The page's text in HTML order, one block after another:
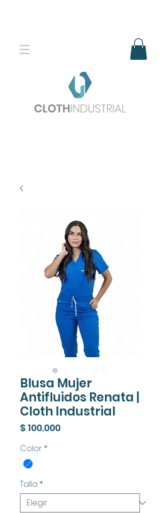
Blusa Mujer
Antifluidos Renata |
Cloth Industrial
$ 100.000Precio
Color *
Talla *